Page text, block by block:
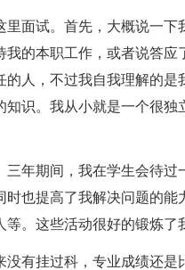
试。首先，大概说一下
的本职工作，或者说答应
人，不过我自我理解的
识。我从小就是一个很独
年期间，我在学生会待过
也提高了我解决问题的
。这些活动很好的锻炼了
有挂过科，专业成绩还是